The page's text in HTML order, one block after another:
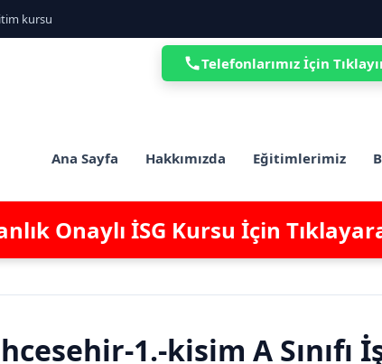
kursu
Ana Sayfa Hakkımızda Eğitimlerimiz
Onaylı İSG Kursu İçin
1.-kisim A Sınıfı
Telefonlarımız İçin